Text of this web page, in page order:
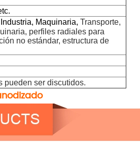
Maquinaria, Transporte,
perfiles radiales para
no estándar, estructura de
pueden ser discutidos.